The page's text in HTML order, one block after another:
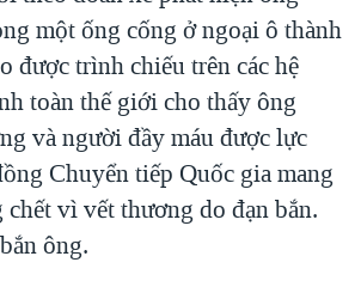
một ống cống ở ngoại ô thành
được trình chiếu trên các hệ
toàn thế giới cho thấy ông
và người đầy máu được lực
Chuyển tiếp Quốc gia mang
vì vết thương do đạn bắn.
ông.